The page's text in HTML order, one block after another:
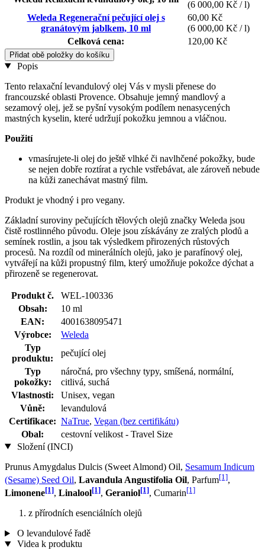
(6 000,00 Kč / l)
Weleda Regenerační pečující olej s
granátovým jablkem, 10 ml
60,00 Kč
(6 000,00 Kč / l)
Celková cena:
120,00 Kč
Přidat obě položky do košíku
Popis
Tento relaxační levandulový olej Vás v mysli přenese do
francouzské oblasti Provence. Obsahuje jemný mandlový a
sezamový olej, jež se pyšní vysokým podílem nenasycených
mastných kyselin, které udržují pokožku jemnou a vláčnou.
Použití
vmasírujete-li olej do ještě vlhké či navlhčené pokožky, bude
se nejen dobře roztírat a rychle vstřebávat, ale zároveň nebude
na kůži zanechávat mastný film.
Produkt je vhodný i pro vegany.
Základní suroviny pečujících tělových olejů značky Weleda jsou
čistě rostlinného původu. Oleje jsou získávány ze zralých plodů a
semínek rostlin, a jsou tak výsledkem přirozených růstových
procesů. Na rozdíl od minerálních olejů, jako je parafínový olej,
vytvářejí na kůži propustný film, který umožňuje pokožce dýchat a
přirozeně se regenerovat.
Produkt č.
WEL-100336
Obsah:
10 ml
EAN:
4001638095471
Výrobce:
Weleda
Typ
produktu:
pečující olej
Typ
pokožky:
náročná, pro všechny typy, smíšená, normální,
citlivá, suchá
Vlastnosti:
Unisex, vegan
Vůně:
levandulová
Certifikace: NaTrue, Vegan (bez certifikátu)
Obal:
cestovní velikost - Travel Size
Složení (INCI)
Prunus Amygdalus Dulcis (Sweet Almond) Oil, Sesamum Indicum
(Sesame) Seed Oil, Lavandula Angustifolia Oil, Parfum[1],
Limonene[1], Linalool[1], Geraniol[1], Cumarin[1]
z přírodních esenciálních olejů
O levandulové řadě
Videa k produktu